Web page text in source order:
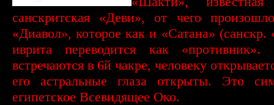
санскритская «Деви», от чего
«Диавол», которое как и «Сатана» (санскр.
иврита переводится как
встречаются в 6й чакре, человеку
его астральные глаза открыты. Это
египетское Всевидящее Око.